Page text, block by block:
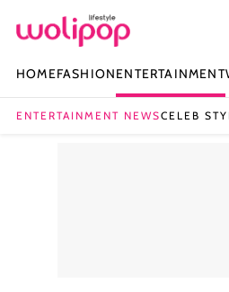
HOMEFASHIONENTERTAINMENT
ENTERTAINMENT NEWSCELEB